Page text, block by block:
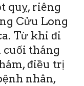
quỵ, riêng
Cửu Long
Từ khi đi
cuối tháng
điều trị
nhân,